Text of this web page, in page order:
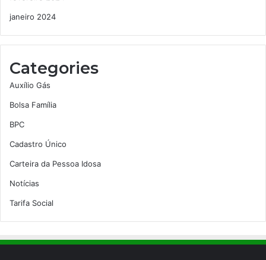
janeiro 2024
Categories
Auxílio Gás
Bolsa Família
BPC
Cadastro Único
Carteira da Pessoa Idosa
Notícias
Tarifa Social